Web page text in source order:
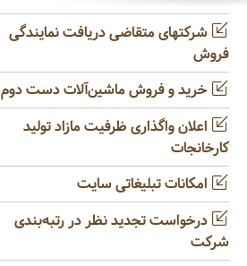
شرکتهای متقاضی دریافت نمایندگی
فروش
خرید و فروش ماشین‌آلات دست دوم
اعلان واگذاری ظرفیت مازاد تولید
کارخانجات
امکانات تبلیغاتی سایت
درخواست تجدید نظر در رتبه‌بندی
شرکت